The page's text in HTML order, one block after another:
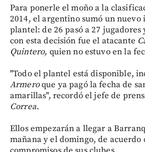
Para ponerle el moño a la
2014, el argentino sumó un
plantel: de 26 pasó a 27
con esta decisión fue el atacante
Quintero, quien no estuvo en la
"Todo el plantel está disponible,
Armeroque ya pagó la fecha de
amarillas", recordó el jefe de
Correa.
Ellos empezarán a llegar a
mañana y el domingo, de acuerdo